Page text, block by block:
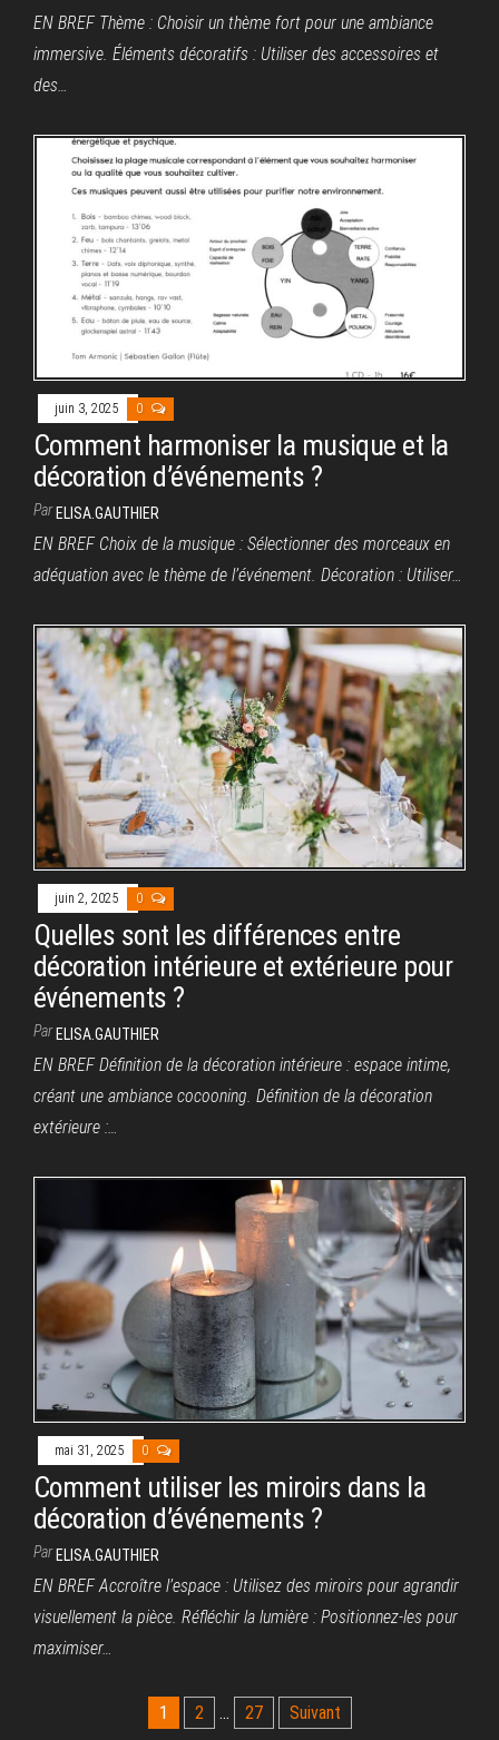
EN BREF Thème : Choisir un thème fort pour une ambiance
immersive. Éléments décoratifs : Utiliser des accessoires et
des…
juin 3, 2025 0
Comment harmoniser la musique et la
décoration d’événements ?
Par ELISA.GAUTHIER
EN BREF Choix de la musique : Sélectionner des morceaux en
adéquation avec le thème de l’événement. Décoration : Utiliser…
juin 2, 2025 0
Quelles sont les différences entre
décoration intérieure et extérieure pour
événements ?
Par ELISA.GAUTHIER
EN BREF Définition de la décoration intérieure : espace intime,
créant une ambiance cocooning. Définition de la décoration
extérieure :…
mai 31, 2025 0
Comment utiliser les miroirs dans la
décoration d’événements ?
Par ELISA.GAUTHIER
EN BREF Accroître l’espace : Utilisez des miroirs pour agrandir
visuellement la pièce. Réfléchir la lumière : Positionnez-les pour
maximiser…
1 2 … 27 Suivant